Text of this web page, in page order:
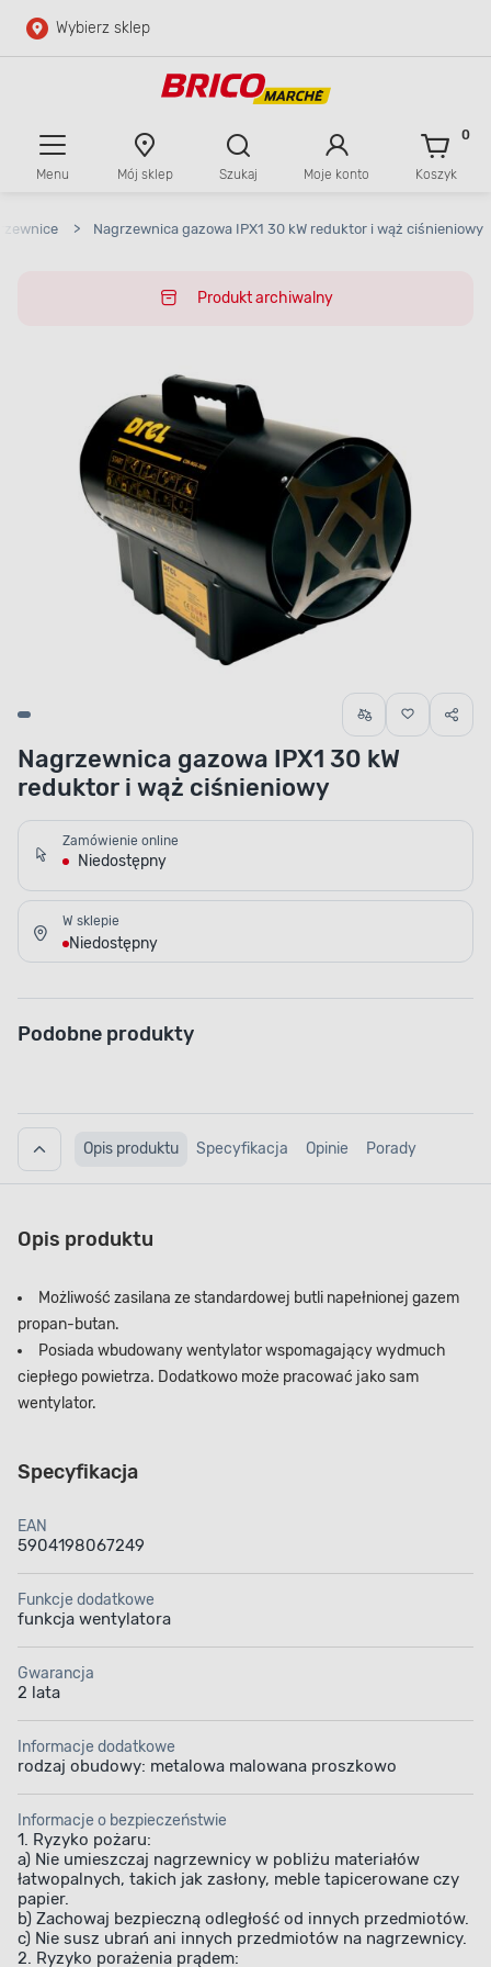
Przejdź do głównej zawartości
Wybierz sklep
Menu Mój sklep Szukaj Moje konto Koszyk
0
> Nagrzewnica gazowa IPX1 30 kW reduktor i wąż ciśnieniowy
Produkt archiwalny
Nagrzewnica gazowa IPX1 30 kW
reduktor i wąż ciśnieniowy
Zamówienie online
Niedostępny
W sklepie
Niedostępny
Podobne produkty
Opis produktu Specyfikacja Opinie Porady
Opis produktu
Możliwość zasilana ze standardowej butli napełnionej gazem
propan-butan.
Posiada wbudowany wentylator wspomagający wydmuch
ciepłego powietrza. Dodatkowo może pracować jako sam
wentylator.
Specyfikacja
EAN
5904198067249
Funkcje dodatkowe
funkcja wentylatora
Gwarancja
2 lata
Informacje dodatkowe
rodzaj obudowy: metalowa malowana proszkowo
Informacje o bezpieczeństwie
1. Ryzyko pożaru:
a) Nie umieszczaj nagrzewnicy w pobliżu materiałów
łatwopalnych, takich jak zasłony, meble tapicerowane czy
papier.
b) Zachowaj bezpieczną odległość od innych przedmiotów.
c) Nie susz ubrań ani innych przedmiotów na nagrzewnicy.
2. Ryzyko porażenia prądem: